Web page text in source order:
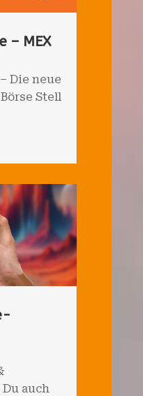
– MEX
Die neue
Stell
auch